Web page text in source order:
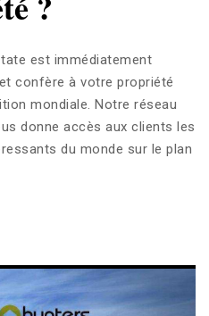
est immédiatement
confère à votre propriété
mondiale. Notre réseau
donne accès aux clients les
du monde sur le plan